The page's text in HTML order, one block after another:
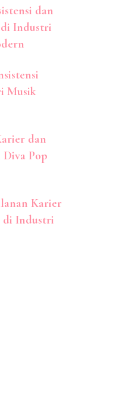
dan
Industri
Musik
dan
Diva Pop
Karier
di Industri